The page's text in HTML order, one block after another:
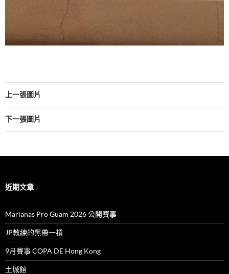
上一張圖片
下一張圖片
近期文章
Marianas Pro Guam 2026 公開賽事
JP教練的黑帶一槓
9月賽事 COPA DE Hong Kong
土城館